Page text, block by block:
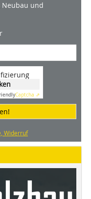
Neubau und
Captcha ⇗
Widerruf